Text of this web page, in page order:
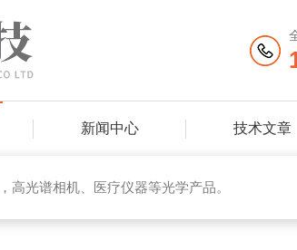
新闻中心 技术文章
光谱相机、医疗仪器等光学产品。